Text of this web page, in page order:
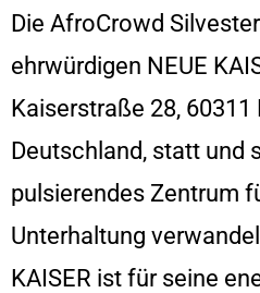
Die AfroCrowd
ehrwürdigen NEUE
Kaiserstraße 28,
Deutschland, statt und
pulsierendes Zentrum
Unterhaltung
KAISER ist für seine